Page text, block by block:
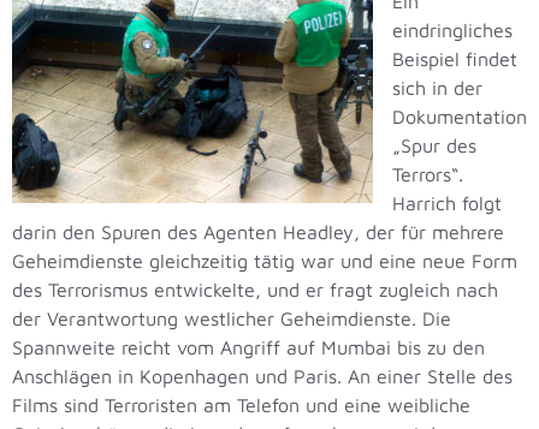
eindringliches
Beispiel findet
sich in der
Dokumentation
„Spur des
Terrors“.
Harrich folgt
darin den Spuren des Agenten Headley, der für mehrere
Geheimdienste gleichzeitig tätig war und eine neue Form
des Terrorismus entwickelte, und er fragt zugleich nach
der Verantwortung westlicher Geheimdienste. Die
Spannweite reicht vom Angriff auf Mumbai bis zu den
Anschlägen in Kopenhagen und Paris. An einer Stelle des
Films sind Terroristen am Telefon und eine weibliche